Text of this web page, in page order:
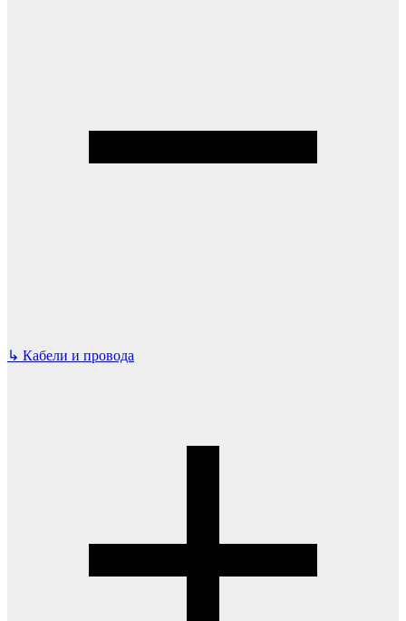
↳ Кабели и провода